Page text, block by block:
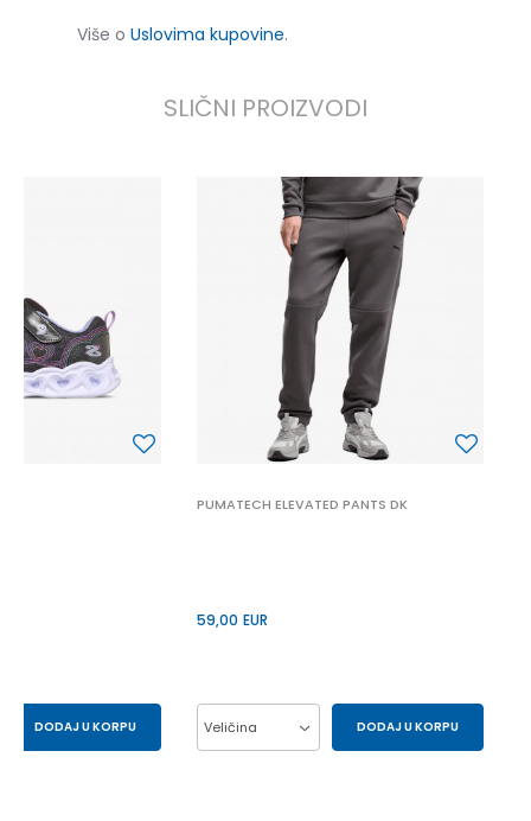
Više o Uslovima kupovine.
SLIČNI PROIZVODI
DODAJ U KORPU
PUMATECH ELEVATED PANTS DK
59,00 EUR
Veličina DODAJ U KORPU